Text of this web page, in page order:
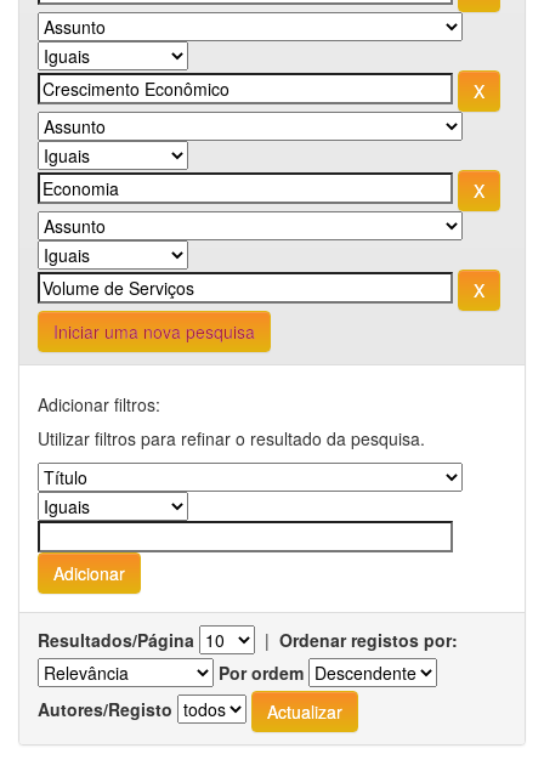
Iniciar uma nova pesquisa
Adicionar filtros:
Utilizar filtros para refinar o resultado da pesquisa.
Resultados/Página | Ordenar registos por:
Por ordem
Autores/Registo